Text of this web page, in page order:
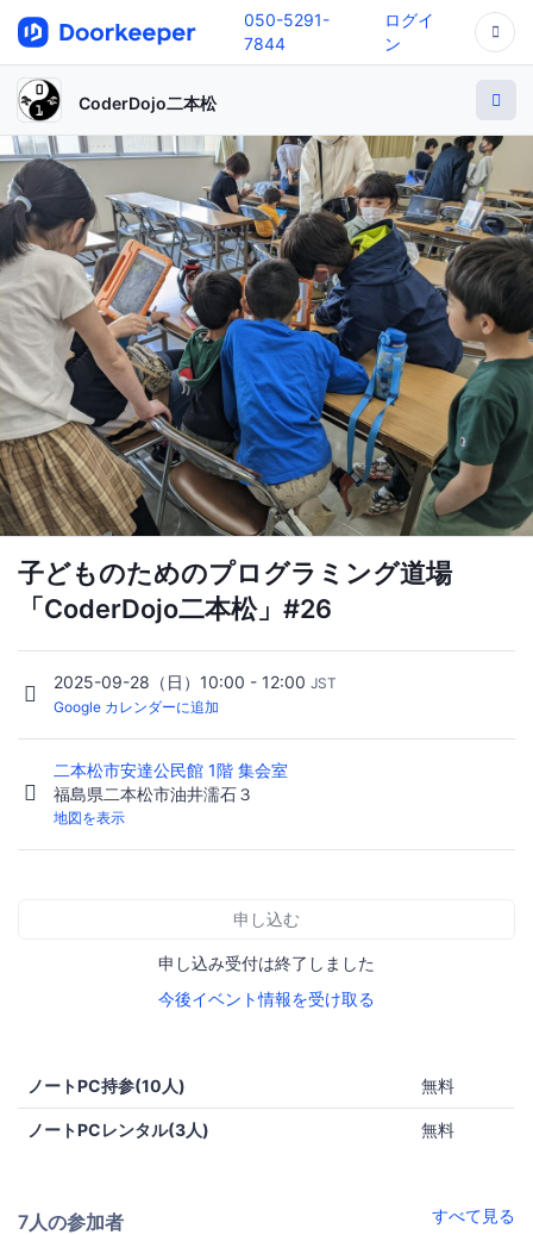
050-5291-
7844
ログイ
ン
CoderDojo二本松
子どものためのプログラミング道場
「CoderDojo二本松」#26
2025-09-28（日）10:00 - 12:00 JST
Google カレンダーに追加
二本松市安達公民館 1階 集会室
福島県二本松市油井濡石３
地図を表示
申し込む
申し込み受付は終了しました
今後イベント情報を受け取る
ノートPC持参(10人) 無料
ノートPCレンタル(3人) 無料
7人の参加者 すべて見る